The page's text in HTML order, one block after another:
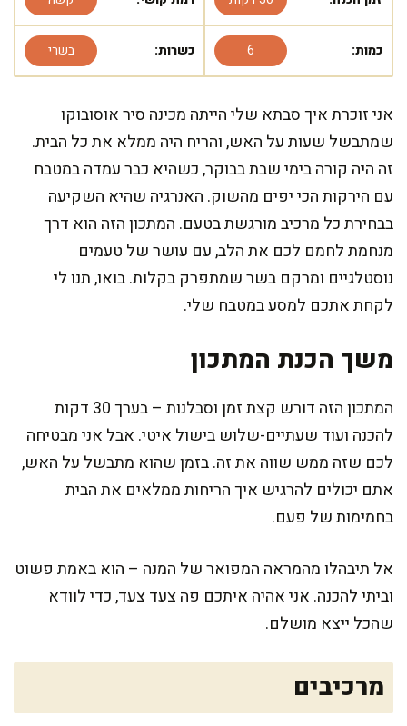
כמות: 6 כשרות: בשרי
אני זוכרת איך סבתא שלי הייתה מכינה סיר אוסובוקו
שמתבשל שעות על האש, והריח היה ממלא את כל הבית.
זה היה קורה בימי שבת בבוקר, כשהיא כבר עמדה במטבח
עם הירקות הכי יפים מהשוק. האנרגיה שהיא השקיעה
בבחירת כל מרכיב מורגשת בטעם. המתכון הזה הוא דרך
מנחמת לחמם לכם את הלב, עם עושר של טעמים
נוסטלגיים ומרקם בשר שמתפרק בקלות. בואו, תנו לי
לקחת אתכם למסע במטבח שלי.
משך הכנת המתכון
המתכון הזה דורש קצת זמן וסבלנות – בערך 30 דקות
להכנה ועוד שעתיים-שלוש בישול איטי. אבל אני מבטיחה
לכם שזה ממש שווה את זה. בזמן שהוא מתבשל על האש,
אתם יכולים להרגיש איך הריחות ממלאים את הבית
בחמימות של פעם.
אל תיבהלו מהמראה המפואר של המנה – הוא באמת פשוט
וביתי להכנה. אני אהיה איתכם פה צעד צעד, כדי לוודא
שהכל ייצא מושלם.
מרכיבים